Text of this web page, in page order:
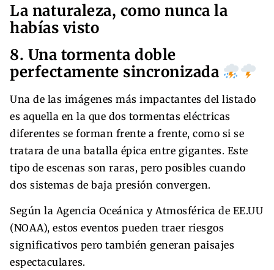
La naturaleza, como nunca la
habías visto
8. Una tormenta doble
perfectamente sincronizada
Una de las imágenes más impactantes del listado
es aquella en la que dos tormentas eléctricas
diferentes se forman frente a frente, como si se
tratara de una batalla épica entre gigantes. Este
tipo de escenas son raras, pero posibles cuando
dos sistemas de baja presión convergen.
Según la Agencia Oceánica y Atmosférica de EE.UU
(NOAA), estos eventos pueden traer riesgos
significativos pero también generan paisajes
espectaculares.